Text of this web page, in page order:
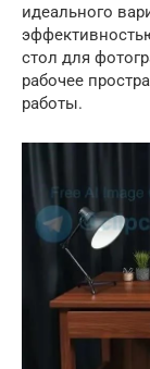
идеального
стол для
рабочее
работы.